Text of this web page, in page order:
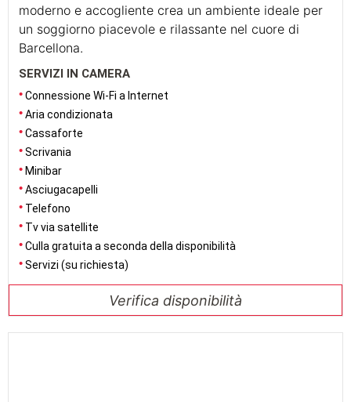
moderno e accogliente crea un ambiente ideale per
un soggiorno piacevole e rilassante nel cuore di
Barcellona.
SERVIZI IN CAMERA
Connessione Wi-Fi a Internet
Aria condizionata
Cassaforte
Scrivania
Minibar
Asciugacapelli
Telefono
Tv via satellite
Culla gratuita a seconda della disponibilità
Servizi (su richiesta)
Verifica disponibilità